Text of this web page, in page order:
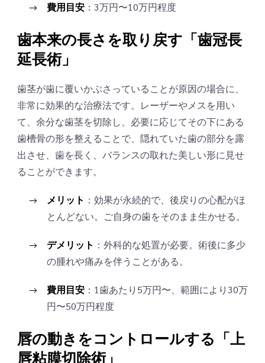
費用目安 ：3万円〜10万円程度
歯本来の長さを取り戻す「歯冠長
延長術」
歯茎が歯に覆いかぶさっていることが原因の場合に、
非常に効果的な治療法です。レーザーやメスを用い
て、余分な歯茎を切除し、必要に応じてその下にある
歯槽骨の形を整えることで、隠れていた歯の部分を露
出させ、歯を長く、バランスの取れた美しい形に見せ
ることができます。
メリット ：効果が永続的で、後戻りの心配がほ
とんどない。ご自身の歯をそのまま生かせる。
デメリット ：外科的な処置が必要。術後に多少
の腫れや痛みを伴うことがある。
費用目安 ：1歯あたり5万円〜、範囲により30万
円〜50万円程度
唇の動きをコントロールする「上
唇粘膜切除術」